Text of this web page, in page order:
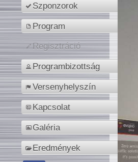
Szponzorok
Program
Regisztráció
Programbizottság
Versenyhelyszín
Kapcsolat
Galéria
Eredmények